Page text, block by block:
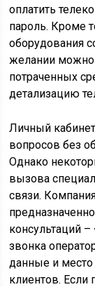
оплатить
пароль. Кроме
оборудования
желании можно
потраченных
детализацию
Личный
вопросов без
Однако
вызова
связи.
консультаций –
звонка
данные и
клиентов. Если